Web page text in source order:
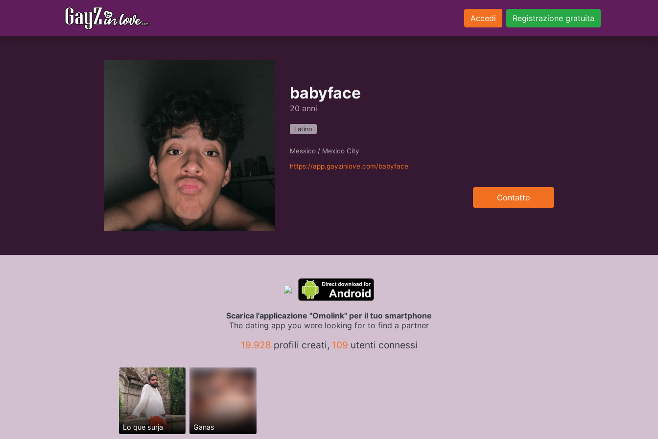
Accedi Registrazione gratuita
babyface
20 anni
Latino
Messico / Mexico City
https://app.gayzinlove.com/babyface
Contatto
Scarica l'applicazione "Omolink" per il tuo smartphone
The dating app you were looking for to find a partner
19.928 profili creati, 109 utenti connessi
Lo que surja Ganas